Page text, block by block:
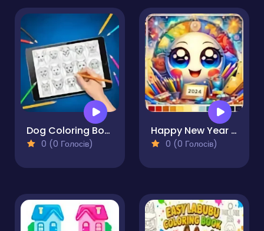
Dog Coloring Book for Adults
0 (0 Голосів)
Happy New Year 2024 Coloring Game
0 (0 Голосів)